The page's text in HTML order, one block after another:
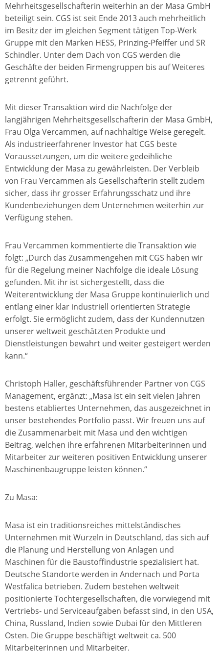
Mehrheitsgesellschafterin weiterhin an der Masa GmbH
beteiligt sein. CGS ist seit Ende 2013 auch mehrheitlich
im Besitz der im gleichen Segment tätigen Top-Werk
Gruppe mit den Marken HESS, Prinzing-Pfeiffer und SR
Schindler. Unter dem Dach von CGS werden die
Geschäfte der beiden Firmengruppen bis auf Weiteres
getrennt geführt.
Mit dieser Transaktion wird die Nachfolge der
langjährigen Mehrheitsgesellschafterin der Masa GmbH,
Frau Olga Vercammen, auf nachhaltige Weise geregelt.
Als industrieerfahrener Investor hat CGS beste
Voraussetzungen, um die weitere gedeihliche
Entwicklung der Masa zu gewährleisten. Der Verbleib
von Frau Vercammen als Gesellschafterin stellt zudem
sicher, dass ihr grosser Erfahrungsschatz und ihre
Kundenbeziehungen dem Unternehmen weiterhin zur
Verfügung stehen.
Frau Vercammen kommentierte die Transaktion wie
folgt: „Durch das Zusammengehen mit CGS haben wir
für die Regelung meiner Nachfolge die ideale Lösung
gefunden. Mit ihr ist sichergestellt, dass die
Weiterentwicklung der Masa Gruppe kontinuierlich und
entlang einer klar industriell orientierten Strategie
erfolgt. Sie ermöglicht zudem, dass der Kundennutzen
unserer weltweit geschätzten Produkte und
Dienstleistungen bewahrt und weiter gesteigert werden
kann.“
Christoph Haller, geschäftsführender Partner von CGS
Management, ergänzt: „Masa ist ein seit vielen Jahren
bestens etabliertes Unternehmen, das ausgezeichnet in
unser bestehendes Portfolio passt. Wir freuen uns auf
die Zusammenarbeit mit Masa und den wichtigen
Beitrag, welchen ihre erfahrenen Mitarbeiterinnen und
Mitarbeiter zur weiteren positiven Entwicklung unserer
Maschinenbaugruppe leisten können.“
Zu Masa:
Masa ist ein traditionsreiches mittelständisches
Unternehmen mit Wurzeln in Deutschland, das sich auf
die Planung und Herstellung von Anlagen und
Maschinen für die Baustoffindustrie spezialisiert hat.
Deutsche Standorte werden in Andernach und Porta
Westfalica betrieben. Zudem bestehen weltweit
positionierte Tochtergesellschaften, die vorwiegend mit
Vertriebs- und Serviceaufgaben befasst sind, in den USA,
China, Russland, Indien sowie Dubai für den Mittleren
Osten. Die Gruppe beschäftigt weltweit ca. 500
Mitarbeiterinnen und Mitarbeiter.